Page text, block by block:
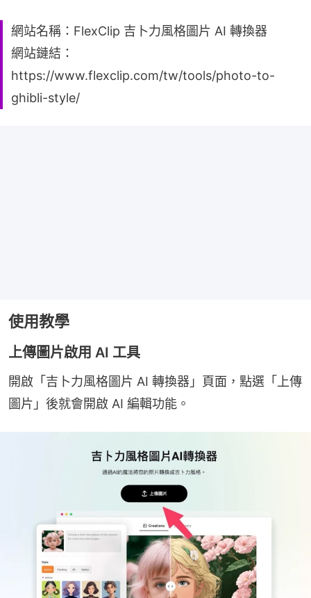
網站名稱：FlexClip 吉卜力風格圖片 AI 轉換器
網站鏈結：
https://www.flexclip.com/tw/tools/photo-to-
ghibli-style/
使用教學
上傳圖片啟用 AI 工具
開啟「吉卜力風格圖片 AI 轉換器」頁面，點選「上傳
圖片」後就會開啟 AI 編輯功能。